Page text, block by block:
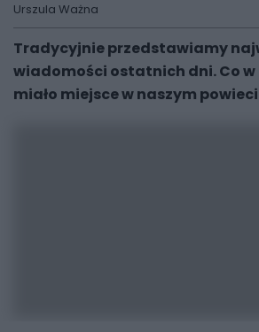
Urszula Ważna
Tradycyjnie przedstawiamy
wiadomości ostatnich dni. Co
miało miejsce w naszym